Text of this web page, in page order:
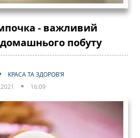
- важливий
побуту
КРАСА ТА ЗДОРОВ’Я
16:09